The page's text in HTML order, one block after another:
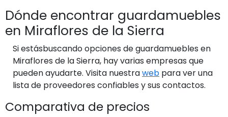
Dónde encontrar guardamuebles
en Miraflores de la Sierra
Si estásbuscando opciones de guardamuebles en
Miraflores de la Sierra, hay varias empresas que
pueden ayudarte. Visita nuestraweb para ver una
lista de proveedores confiables y sus contactos.
Comparativa de precios